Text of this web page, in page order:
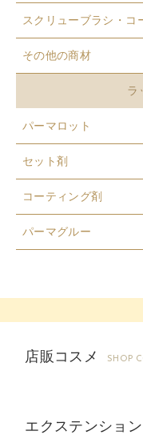
スクリューブラシ・コ
その他の商材
ラ
パーマロット
セット剤
コーティング剤
パーマグルー
店販コスメ SHOP
エクステンション